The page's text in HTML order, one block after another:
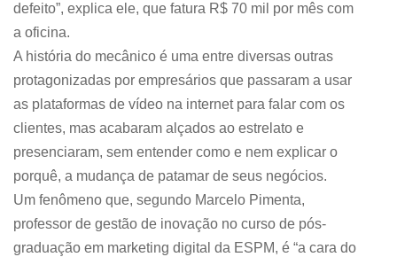
defeito”, explica ele, que fatura R$ 70 mil por mês com
a oficina.
A história do mecânico é uma entre diversas outras
protagonizadas por empresários que passaram a usar
as plataformas de vídeo na internet para falar com os
clientes, mas acabaram alçados ao estrelato e
presenciaram, sem entender como e nem explicar o
porquê, a mudança de patamar de seus negócios.
Um fenômeno que, segundo Marcelo Pimenta,
professor de gestão de inovação no curso de pós-
graduação em marketing digital da ESPM, é “a cara do